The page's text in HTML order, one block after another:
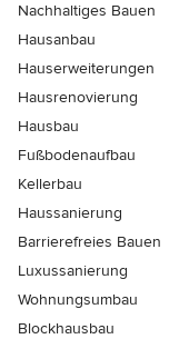
Nachhaltiges Bauen
Hausanbau
Hauserweiterungen
Hausrenovierung
Hausbau
Fußbodenaufbau
Kellerbau
Haussanierung
Barrierefreies Bauen
Luxussanierung
Wohnungsumbau
Blockhausbau